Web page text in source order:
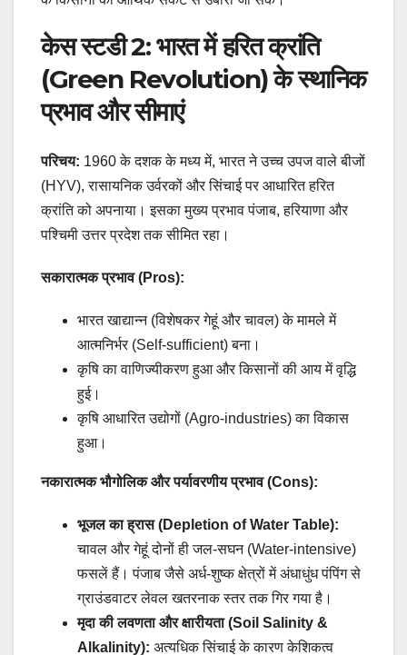
केस स्टडी 2: भारत में हरित क्रांति
(Green Revolution) के स्थानिक
प्रभाव और सीमाएं
परिचय: 1960 के दशक के मध्य में, भारत ने उच्च उपज वाले बीजों
(HYV), रासायनिक उर्वरकों और सिंचाई पर आधारित हरित
क्रांति को अपनाया। इसका मुख्य प्रभाव पंजाब, हरियाणा और
पश्चिमी उत्तर प्रदेश तक सीमित रहा।
सकारात्मक प्रभाव (Pros):
भारत खाद्यान्न (विशेषकर गेहूं और चावल) के मामले में
आत्मनिर्भर (Self-sufficient) बना।
कृषि का वाणिज्यीकरण हुआ और किसानों की आय में वृद्धि
हुई।
कृषि आधारित उद्योगों (Agro-industries) का विकास
हुआ।
नकारात्मक भौगोलिक और पर्यावरणीय प्रभाव (Cons):
भूजल का ह्रास (Depletion of Water Table):
चावल और गेहूं दोनों ही जल-सघन (Water-intensive)
फसलें हैं। पंजाब जैसे अर्ध-शुष्क क्षेत्रों में अंधाधुंध पंपिंग से
ग्राउंडवाटर लेवल खतरनाक स्तर तक गिर गया है।
मृदा की लवणता और क्षारीयता (Soil Salinity &
Alkalinity): अत्यधिक सिंचाई के कारण केशिकत्व